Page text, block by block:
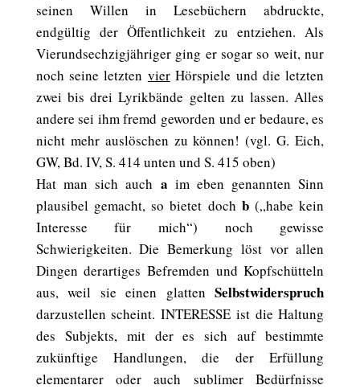
seinen Willen in Lesebüchern abdruckte,
endgültig der Öffentlichkeit zu entziehen. Als
Vierundsechzigjähriger ging er sogar so weit, nur
noch seine letzten vierHörspiele und die letzten
zwei bis drei Lyrikbände gelten zu lassen. Alles
andere sei ihm fremd geworden und er bedaure, es
nicht mehr auslöschen zu können! (vgl. G. Eich,
GW, Bd. IV, S. 414 unten und S. 415 oben)
Hat man sich auch a im eben genannten Sinn
plausibel gemacht, so bietet doch b(„habe kein
Interesse für mich“) noch gewisse
Schwierigkeiten. Die Bemerkung löst vor allen
Dingen derartiges Befremden und Kopfschütteln
aus, weil sie einen glattenSelbstwiderspruch
darzustellen scheint. INTERESSE ist die Haltung
des Subjekts, mit der es sich auf bestimmte
zukünftige Handlungen, die der Erfüllung
elementarer oder auch sublimer Bedürfnisse